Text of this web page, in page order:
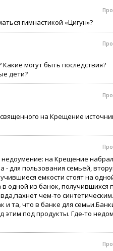
гимнастикой «Цигун»?
могут быть последствия?
дети?
на Крещение
недоумение: на Крещение
для пользования семьей,
емкости стоят на
одной из банок, получившихся
чем-то
и та, что в банке для
этим под продукты. Где-то